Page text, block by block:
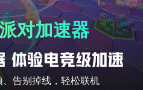
对加速器
告别掉线，轻松联机